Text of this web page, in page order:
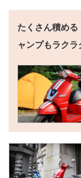
たくさん積め
ャンプもラク